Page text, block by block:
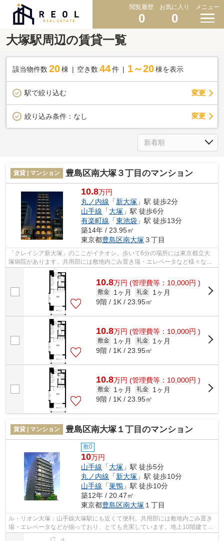
閲覧履歴
0
お気に入り
0
メニュー
大塚駅周辺の賃貸一覧
該当物件数 20棟 空き数 44 件 1～20 棟を表示
駅で絞り込む 変更
絞り込み条件： なし 変更
賃貸 | マンション 豊島区南大塚３丁目のマンション
10.8万円
丸ノ内線 「新大塚 」駅 徒歩2分
山手線 「大塚 」駅 徒歩6分
有楽町線 「東池袋 」駅 徒歩13分
築14年 / 23.95㎡
東京都豊島区南大塚３丁目
「クレイシア新大塚」のここがイチオシ。歩いて6分の場所には東京都立大
塚病院があります。共用部には敷地内ごみ置き場・エレベータなど様々な設
備やサービスが揃っているので便利です...
10.8万円 (管理費等：10,000円 )
敷金 1ヶ月 礼金
1ヶ月
9階 / 1K / 23.95㎡
10.8万円 (管理費等：10,000円 )
敷金 1ヶ月 礼金
1ヶ月
9階 / 1K / 23.95㎡
10.8万円 (管理費等：10,000円 )
敷金 1ヶ月 礼金
1ヶ月
9階 / 1K / 23.95㎡
賃貸 | マンション 豊島区南大塚１丁目のマンション
敷0
10万円
山手線 「大塚 」駅 徒歩5分
丸ノ内線 「新大塚 」駅 徒歩10分
山手線 「巣鴨 」駅 徒歩10分
築12年 / 20.47㎡
東京都豊島区南大塚 １丁目
ル・リオン大塚：山手線大塚駅にも近くて便利。共用部には敷地内ごみ置き
場・エレベータなどが揃っており、とても充実しています。地上10階建ての
物件です。一人で防犯するより防犯強...